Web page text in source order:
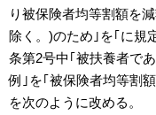
り被保険者均等割額を
除く。)のため｣を｢に規
条第2号中｢被扶養者で
例｣を｢被保険者均等割
を次のように改める。